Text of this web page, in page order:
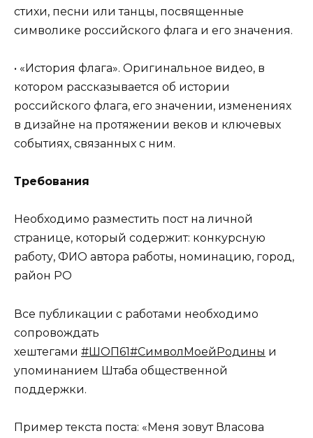
стихи, песни или танцы, посвященные
символике российского флага и его значения.
• «История флага». Оригинальное видео, в
котором рассказывается об истории
российского флага, его значении, изменениях
в дизайне на протяжении веков и ключевых
событиях, связанных с ним.
Требования
Необходимо разместить пост на личной
странице, который содержит: конкурсную
работу, ФИО автора работы, номинацию, город,
район РО
Все публикации с работами необходимо
сопровождать
хештегами #ШОП61#СимволМоейРодины и
упоминанием Штаба общественной
поддержки.
Пример текста поста: «Меня зовут Власова